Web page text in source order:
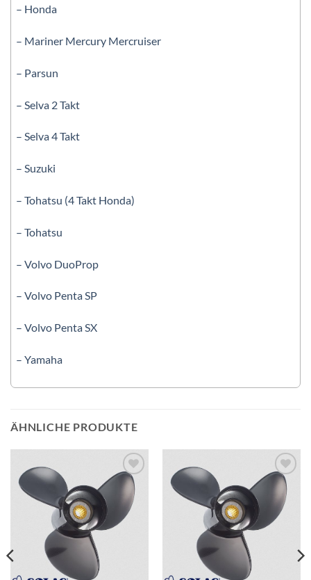
– Honda
– Mariner Mercury Mercruiser
– Parsun
– Selva 2 Takt
– Selva 4 Takt
– Suzuki
– Tohatsu (4 Takt Honda)
– Tohatsu
– Volvo DuoProp
– Volvo Penta SP
– Volvo Penta SX
– Yamaha
ÄHNLICHE PRODUKTE
Auf die
Wunschliste
Auf die
Wunschliste